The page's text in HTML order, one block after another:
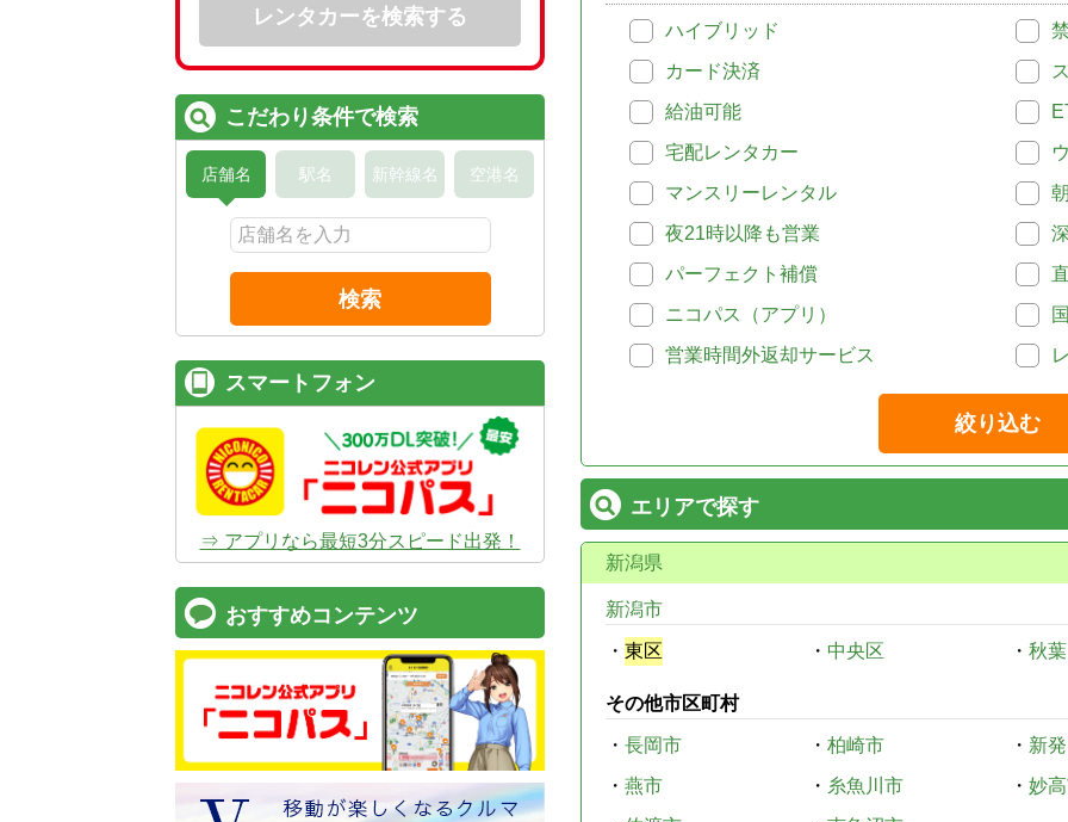
ハイブリッド
カード決済
給油可能
宅配レンタカー
マンスリーレンタル
夜21時以降も営業
パーフェクト補償
ニコパス（アプリ）
営業時間外返却サービス
絞り込む
エリアで探す
新潟県
新潟市
・ 東区 ・ 中央区 ・ 秋
その他市区町村
・ 長岡市 ・ 柏崎市 ・ 新
・ 燕市 ・ 糸魚川市 ・ 妙
レンタカーを検索する
こだわり条件で検索
店舗名 駅名 新幹線名 空港名
検索
スマートフォン
⇒ アプリなら最短3分スピード出発！
おすすめコンテンツ